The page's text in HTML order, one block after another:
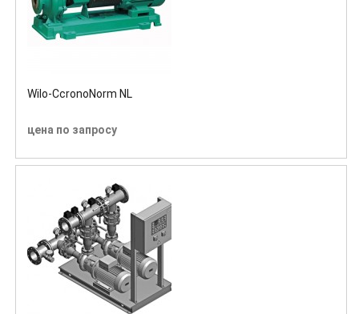
Wilo-CcronoNorm NL
цена по запросу